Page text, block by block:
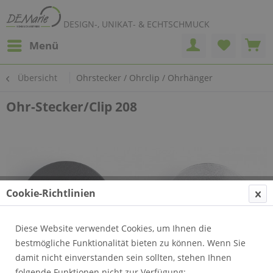
DESIGN-, UNIKAT- & ECHTSCHMUCK
Menü
Übersicht Ohrstecker / Ohrclip / Ohrhänger
Ohr-Stecker/Clip 208
Cookie-Richtlinien
Diese Website verwendet Cookies, um Ihnen die
bestmögliche Funktionalität bieten zu können. Wenn Sie
damit nicht einverstanden sein sollten, stehen Ihnen